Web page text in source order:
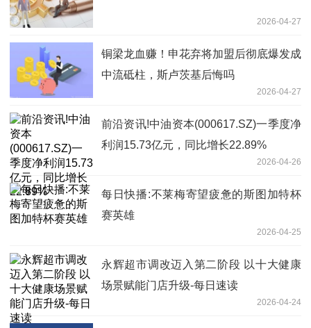
2026-04-27
铜梁龙血赚！申花弃将加盟后彻底爆发成
中流砥柱，斯卢茨基后悔吗
2026-04-27
前沿资讯!中油资本(000617.SZ)一季度净
利润15.73亿元，同比增长22.89%
2026-04-26
每日快播:不莱梅寄望疲惫的斯图加特杯
赛英雄
2026-04-25
永辉超市调改迈入第二阶段 以十大健康
场景赋能门店升级-每日速读
2026-04-24